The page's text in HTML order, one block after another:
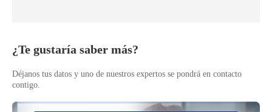
​¿Te gustaría saber más?
Déjanos tus datos y uno de nuestros expertos se pondrá en contacto
contigo.